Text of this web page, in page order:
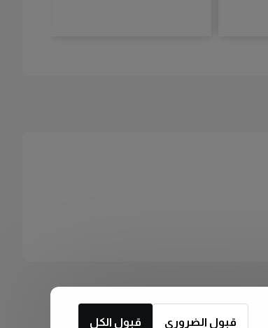
قبول الكل قبول الضروري